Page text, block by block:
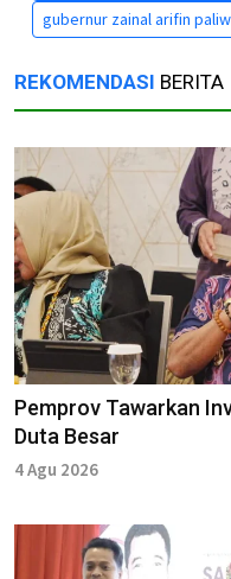
gubernur zainal arifin
REKOMENDASI BERITA
Pemprov Tawarkan
Duta Besar
4 Agu 2026